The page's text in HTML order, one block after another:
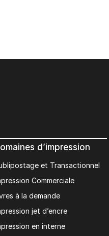
d’impression
et Transactionnel
Commerciale
à la demande
jet d’encre
en interne